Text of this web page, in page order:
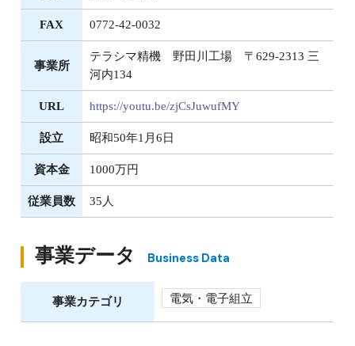
FAX 0772-42-0032
事業所
テラシマ精機 野田川工場 〒629-2313 三
河内134
URL https://youtu.be/zjCsJuwufMY
設立 昭和50年1月6日
資本金 1000万円
従業員数 35人
事業データ Business Data
事業カテゴリ 電気・電子組立